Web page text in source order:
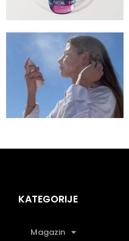
KATEGORIJE
Magazin